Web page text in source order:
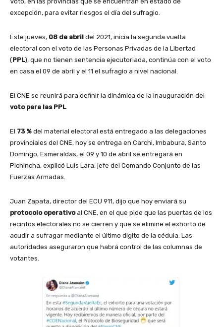
í
e
excepción, para evitar riesgos el día del sufragio.
Este jueves, 08 de abril del 2021, inicia la segunda vuelta
electoral con el voto de las Personas Privadas de la Libertad
(PPL), que no tienen sentencia ejecutoriada, continúa con el voto
en casa el 09 de abril y el 11 el sufragio a nivel nacional.
El CNE se reunirá para definir la dinámica de la inauguración del
voto para las PPL.
El 73 % del material electoral está entregado a las delegaciones
provinciales del CNE, hoy se entrega en Carchi, Imbabura, Santo
Domingo, Esmeraldas, el 09 y 10 de abril se entregará en
Pichincha, explicó Luis Lara, jefe del Comando Conjunto de las
Fuerzas Armadas.
Juan Zapata, director del ECU 911, dijo que hoy enviará su
protocolo operativoal CNE, en el que pide que las puertas de los
recintos electorales no se cierren y que se elimine el exhorto de
acudir a sufragar mediante el último digito de la cédula. Las
autoridades aseguraron que habrá control de las columnas de
votantes.